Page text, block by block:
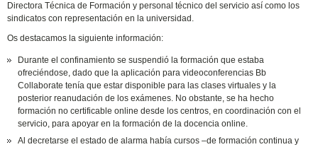
Directora Técnica de Formación y personal técnico del servicio así como los
sindicatos con representación en la universidad.
Os destacamos la siguiente información:
Durante el confinamiento se suspendió la formación que estaba
ofreciéndose, dado que la aplicación para videoconferencias Bb
Collaborate tenía que estar disponible para las clases virtuales y la
posterior reanudación de los exámenes. No obstante, se ha hecho
formación no certificable online desde los centros, en coordinación con el
servicio, para apoyar en la formación de la docencia online.
Al decretarse el estado de alarma había cursos –de formación continua y